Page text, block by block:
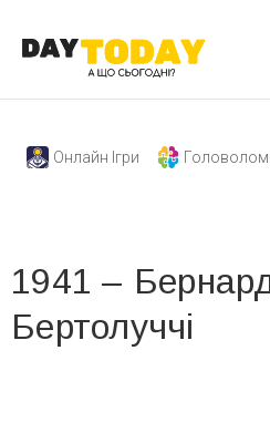
Онлайн Ігри
1941 –
Бертолуччі